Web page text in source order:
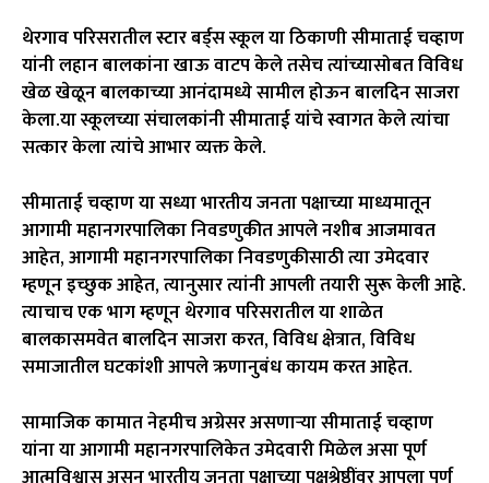
थेरगाव परिसरातील स्टार बर्ड्स स्कूल या ठिकाणी सीमाताई चव्हाण
यांनी लहान बालकांना खाऊ वाटप केले तसेच त्यांच्यासोबत विविध
खेळ खेळून बालकाच्या आनंदामध्ये सामील होऊन बालदिन साजरा
केला.या स्कूलच्या संचालकांनी सीमाताई यांचे स्वागत केले त्यांचा
सत्कार केला त्यांचे आभार व्यक्त केले.
सीमाताई चव्हाण या सध्या भारतीय जनता पक्षाच्या माध्यमातून
आगामी महानगरपालिका निवडणुकीत आपले नशीब आजमावत
आहेत, आगामी महानगरपालिका निवडणुकीसाठी त्या उमेदवार
म्हणून इच्छुक आहेत, त्यानुसार त्यांनी आपली तयारी सुरू केली आहे.
त्याचाच एक भाग म्हणून थेरगाव परिसरातील या शाळेत
बालकासमवेत बालदिन साजरा करत, विविध क्षेत्रात, विविध
समाजातील घटकांशी आपले ऋणानुबंध कायम करत आहेत.
सामाजिक कामात नेहमीच अग्रेसर असणाऱ्या सीमाताई चव्हाण
यांना या आगामी महानगरपालिकेत उमेदवारी मिळेल असा पूर्ण